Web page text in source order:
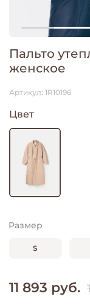
Пальто
женское
Артикул: 1R10196
Цвет
Размер
S
11 893 руб.